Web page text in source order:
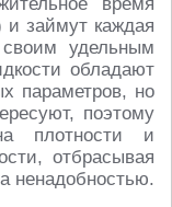
и займут каждая
удельным
обладают
параметров, но
поэтому
плотности и
отбрасывая
ненадобностью.